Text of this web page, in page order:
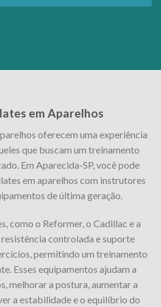
em Aparelhos
oferecem uma experiência
que buscam um treinamento
Em Aparecida-SP, você pode
em aparelhos com instrutores
de última geração.
como o Reformer, o Cadillac e a
controlada e suporte
permitindo um treinamento
Esses equipamentos ajudam a
melhorar a postura, aumentar a
a estabilidade e o equilíbrio do